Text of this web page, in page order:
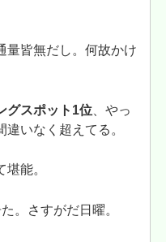
量皆無だし。何故かけ
グスポット1位 、やっ
違いなく超えてる。
能。
。さすがだ日曜。